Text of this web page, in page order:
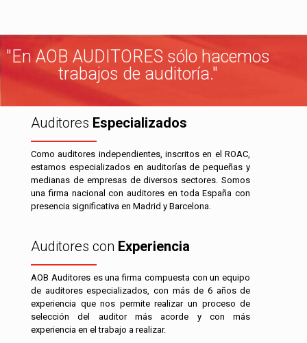
"En AOB AUDITORES sólo hacemos
trabajos de auditoría."
Auditores Especializados
Como auditores independientes, inscritos en el ROAC,
estamos especializados en auditorías de pequeñas y
medianas de empresas de diversos sectores. Somos
una firma nacional con auditores en toda España con
presencia significativa en Madrid y Barcelona.
Auditores con Experiencia
AOB Auditores es una firma compuesta con un equipo
de auditores especializados, con más de 6 años de
experiencia que nos permite realizar un proceso de
selección del auditor más acorde y con más
experiencia en el trabajo a realizar.